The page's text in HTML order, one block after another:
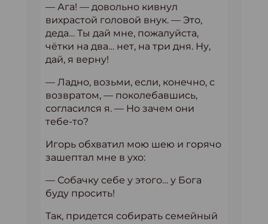
— Ага! — довольно кивнул
вихрастой головой внук. — Это,
деда… Ты дай мне, пожалуйста,
чётки на два… нет, на три дня. Ну,
дай, я верну!
— Ладно, возьми, если, конечно, с
возвратом, — поколебавшись,
согласился я. — Но зачем они
тебе-то?
Игорь обхватил мою шею и горячо
зашептал мне в ухо:
— Собачку себе у этого… у Бога
буду просить!
Так, придется собирать семейный